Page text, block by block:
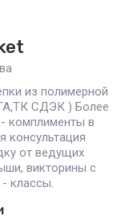
из полимерной
СДЭК ) Более
комплименты в
консультация
от ведущих
викторины с
классы.